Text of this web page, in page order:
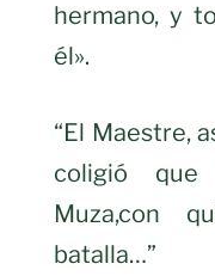
hermano, y
él».
“El Maestre,
coligió que
Muza,con
batalla…”